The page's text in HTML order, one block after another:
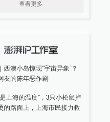
查看更多
西澳小岛惊现“宇宙异象”？
友的陈年恶作剧
上海的温度”，3只小松鼠掉
的路面上，上海市民接力救